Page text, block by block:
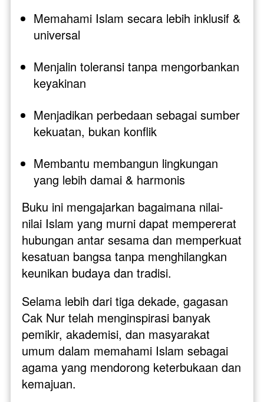
Memahami Islam secara lebih inklusif &
universal
Menjalin toleransi tanpa mengorbankan
keyakinan
Menjadikan perbedaan sebagai sumber
kekuatan, bukan konflik
Membantu membangun lingkungan
yang lebih damai & harmonis
Buku ini mengajarkan bagaimana nilai-
nilai Islam yang murni dapat mempererat
hubungan antar sesama dan memperkuat
kesatuan bangsa tanpa menghilangkan
keunikan budaya dan tradisi.
Selama lebih dari tiga dekade, gagasan
Cak Nur telah menginspirasi banyak
pemikir, akademisi, dan masyarakat
umum dalam memahami Islam sebagai
agama yang mendorong keterbukaan dan
kemajuan.